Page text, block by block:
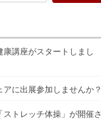
講座がスタートしまし
に出展参加しませんか？
トレッチ体操」が開催さ